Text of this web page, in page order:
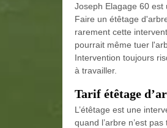
Joseph Elagage 60 est
Faire un étêtage
rarement cette
pourrait même tuer
Intervention toujours
à travailler.
Tarif étêtage
L’étêtage est une
quand l’arbre n’est